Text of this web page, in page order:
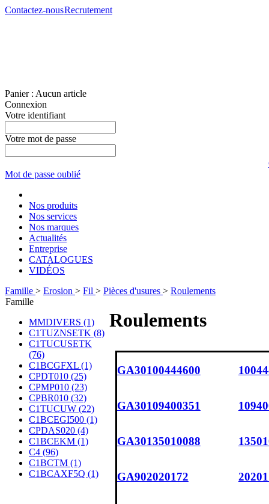
Contactez-nousRecrutement
Panier : Aucun article
Connexion
Votre identifiant
Votre mot de passe
Mot de passe oublié
Nos produits
Nos services
Nos marques
Actualités
Entreprise
CATALOGUES
VIDÉOS
Famille > Erosion > Fil > Pièces d'usures > Roulements
Famille
MMDIVERS (1)
C1TUZNSETK (8)
C1TUCUSETK
(76)
C1BCGFXL (1)
CPDT010 (25)
CPMP010 (23)
CPBR010 (32)
C1TUCUW (22)
C1BCEGI500 (1)
CPDAS020 (4)
C1BCEKM (1)
C4 (96)
C1BCTM (1)
C1BCAXF5Q (1)
Roulements
GA30100444600
GA30109400351
GA30135010088
GA902020172